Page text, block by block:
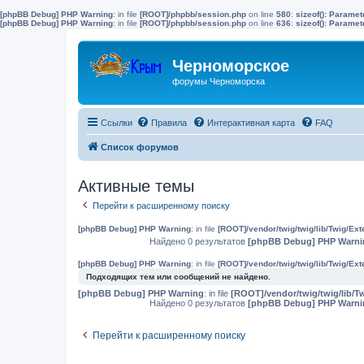
[phpBB Debug] PHP Warning: in file [ROOT]/phpbb/session.php on line 580: sizeof():
[phpBB Debug] PHP Warning: in file [ROOT]/phpbb/session.php on line 636: sizeof():
Черноморское
форумы Черноморска
Ссылки Правила Интерактивная карта FAQ
Список форумов
Активные темы
Перейти к расширенному поиску
[phpBB Debug] PHP Warning: in file [ROOT]/vendor/twig/twig/lib/Twig/
Найдено 0 результатов [phpBB Debug] PHP
[phpBB Debug] PHP Warning: in file [ROOT]/vendor/twig/twig/lib/Twig/
Подходящих тем или сообщений не найдено.
[phpBB Debug] PHP Warning: in file [ROOT]/vendor/twig/twig/lib/
Найдено 0 результатов [phpBB Debug] PHP
Перейти к расширенному поиску